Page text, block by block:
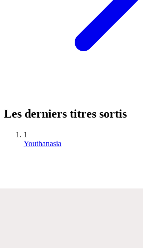
Les derniers titres sortis
1
Youthanasia